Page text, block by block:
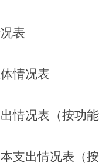
表
情况表
情况表（按功能
支出情况表（